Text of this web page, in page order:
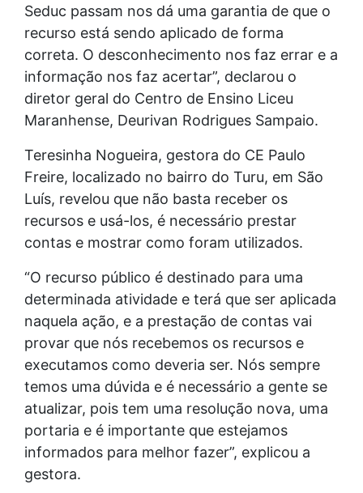
Seduc passam nos dá uma garantia de que o
recurso está sendo aplicado de forma
correta. O desconhecimento nos faz errar e a
informação nos faz acertar”, declarou o
diretor geral do Centro de Ensino Liceu
Maranhense, Deurivan Rodrigues Sampaio.
Teresinha Nogueira, gestora do CE Paulo
Freire, localizado no bairro do Turu, em São
Luís, revelou que não basta receber os
recursos e usá-los, é necessário prestar
contas e mostrar como foram utilizados.
“O recurso público é destinado para uma
determinada atividade e terá que ser aplicada
naquela ação, e a prestação de contas vai
provar que nós recebemos os recursos e
executamos como deveria ser. Nós sempre
temos uma dúvida e é necessário a gente se
atualizar, pois tem uma resolução nova, uma
portaria e é importante que estejamos
informados para melhor fazer”, explicou a
gestora.